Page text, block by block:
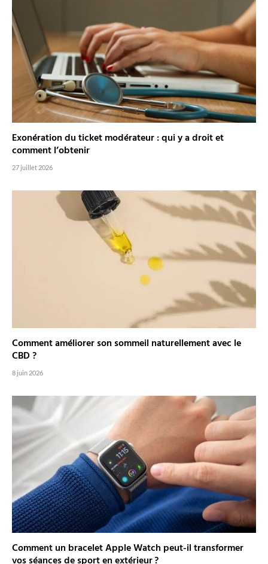
Exonération du ticket modérateur : qui y a droit et
comment l’obtenir
27 juillet 2026
Comment améliorer son sommeil naturellement avec le
CBD ?
8 juin 2026
Comment un bracelet Apple Watch peut-il transformer